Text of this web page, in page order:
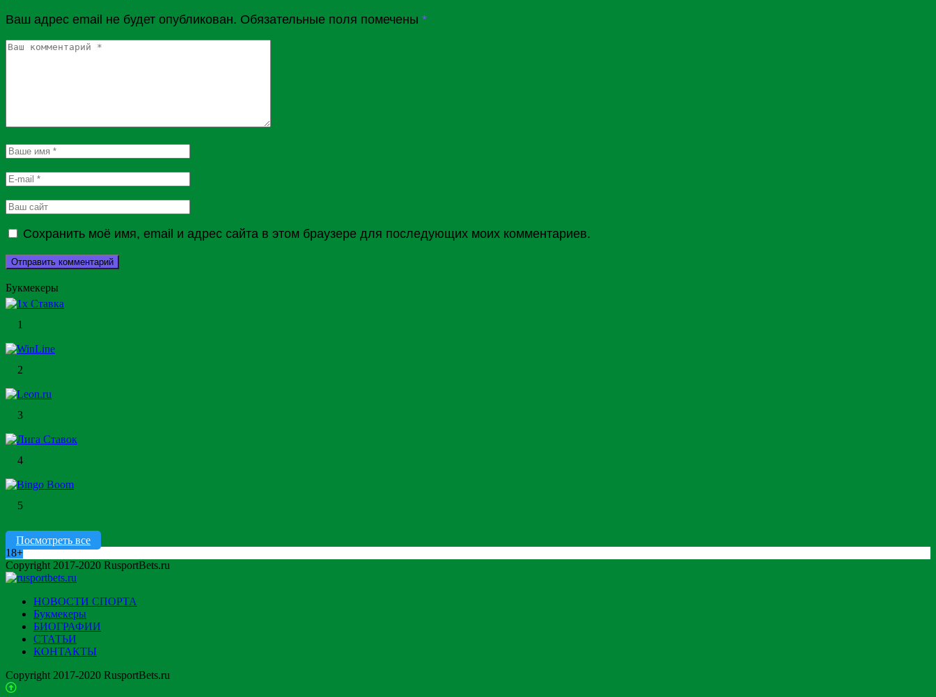
Ваш адрес email не будет опубликован. Обязательные поля помечены *
Сохранить моё имя, email и адрес сайта в этом браузере для последующих моих комментариев.
Букмекеры
1
2
3
4
5
Посмотреть все
18+
Copyright 2017-2020 RusportBets.ru
НОВОСТИ СПОРТА
Букмекеры
БИОГРАФИИ
СТАТЬИ
КОНТАКТЫ
Copyright 2017-2020 RusportBets.ru